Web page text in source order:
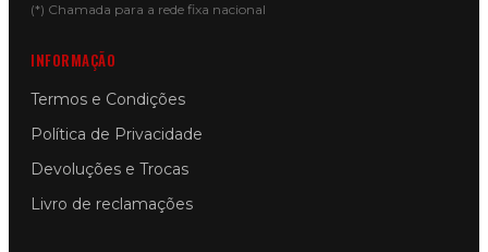
(*) Chamada para a rede fixa nacional
INFORMAÇÃO
Termos e Condições
Política de Privacidade
Devoluções e Trocas
Livro de reclamações